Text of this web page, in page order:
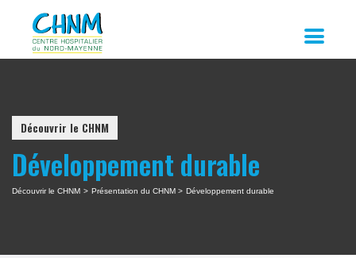
Découvrir le CHNM
Développement durable
Découvrir le CHNM > Présentation du CHNM > Développement durable